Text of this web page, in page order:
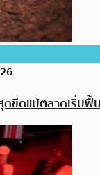
ดขีดแม้ตลาดเริ่มฟื้